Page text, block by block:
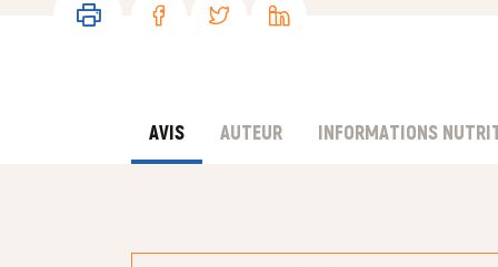
AVIS AUTEUR INFORMATIONS